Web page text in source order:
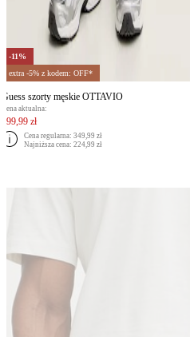
-11%
extra -5% z kodem: OFF*
Guess szorty męskie OTTAVIO
Cena aktualna:
199,99 zł
Cena regularna: 349,99 zł
Najniższa cena: 224,99 zł